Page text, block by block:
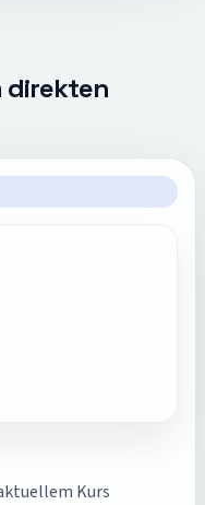
direkten
Kurs